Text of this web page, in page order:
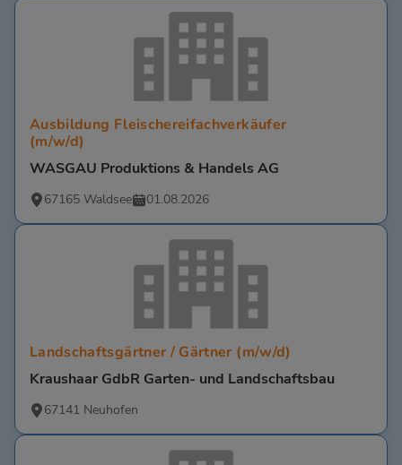
Ausbildung Fleischereifachverkäufer
(m/w/d)
WASGAU Produktions & Handels AG
67165 Waldsee 01.08.2026
Landschaftsgärtner / Gärtner (m/w/d)
Kraushaar GdbR Garten- und Landschaftsbau
67141 Neuhofen